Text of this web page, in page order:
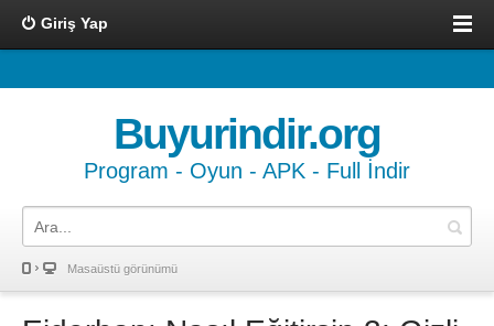
Giriş Yap
Buyurindir.org
Program - Oyun - APK - Full İndir
Masaüstü görünümü